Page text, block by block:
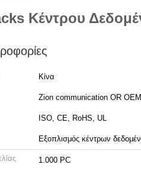
Κέντρου
Κίνα
Zion communication OR OEM
ISO, CE, RoHS, UL
Εξοπλισμός κέντρων
1.000 PC